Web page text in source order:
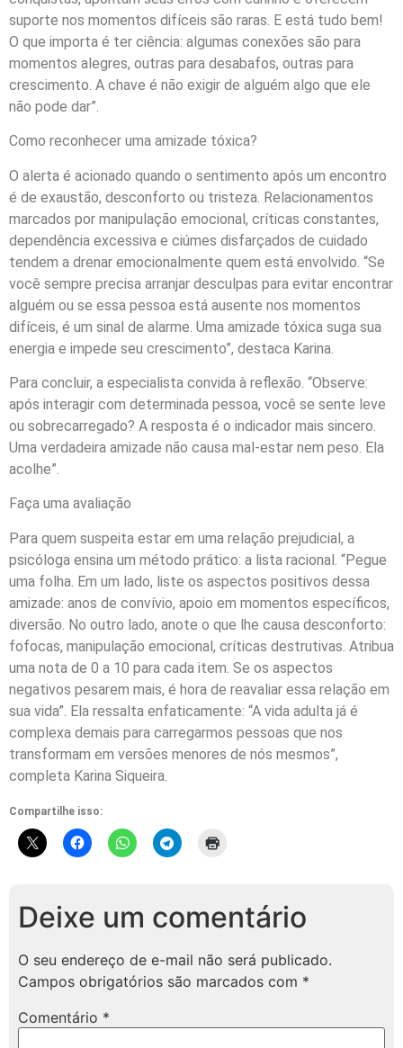
suporte nos momentos difíceis são raras. E está tudo bem!
O que importa é ter ciência: algumas conexões são para
momentos alegres, outras para desabafos, outras para
crescimento. A chave é não exigir de alguém algo que ele
não pode dar”.
Como reconhecer uma amizade tóxica?
O alerta é acionado quando o sentimento após um encontro
é de exaustão, desconforto ou tristeza. Relacionamentos
marcados por manipulação emocional, críticas constantes,
dependência excessiva e ciúmes disfarçados de cuidado
tendem a drenar emocionalmente quem está envolvido. “Se
você sempre precisa arranjar desculpas para evitar encontrar
alguém ou se essa pessoa está ausente nos momentos
difíceis, é um sinal de alarme. Uma amizade tóxica suga sua
energia e impede seu crescimento”, destaca Karina.
Para concluir, a especialista convida à reflexão. “Observe:
após interagir com determinada pessoa, você se sente leve
ou sobrecarregado? A resposta é o indicador mais sincero.
Uma verdadeira amizade não causa mal-estar nem peso. Ela
acolhe”.
Faça uma avaliação
Para quem suspeita estar em uma relação prejudicial, a
psicóloga ensina um método prático: a lista racional. “Pegue
uma folha. Em um lado, liste os aspectos positivos dessa
amizade: anos de convívio, apoio em momentos específicos,
diversão. No outro lado, anote o que lhe causa desconforto:
fofocas, manipulação emocional, críticas destrutivas. Atribua
uma nota de 0 a 10 para cada item. Se os aspectos
negativos pesarem mais, é hora de reavaliar essa relação em
sua vida”. Ela ressalta enfaticamente: “A vida adulta já é
complexa demais para carregarmos pessoas que nos
transformam em versões menores de nós mesmos”,
completa Karina Siqueira.
Compartilhe isso:
Deixe um comentário
O seu endereço de e-mail não será publicado.
Campos obrigatórios são marcados com *
Comentário *